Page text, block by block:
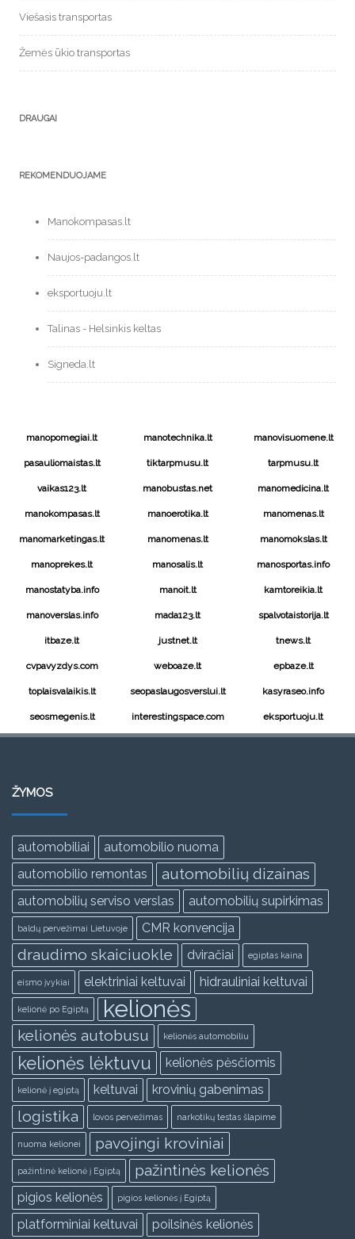
Viešasis transportas
Žemės ūkio transportas
DRAUGAI
REKOMENDUOJAME
Manokompasas.lt
Naujos-padangos.lt
eksportuoju.lt
Talinas - Helsinkis keltas
Signeda.lt
manopomegiai.lt manotechnika.lt manovisuomene.lt
pasauliomaistas.lt tiktarpmusu.lt tarpmusu.lt
vaikas123.lt manobustas.net manomedicina.lt
manokompasas.lt manoerotika.lt manomenas.lt
manomarketingas.lt manomenas.lt manomokslas.lt
manoprekes.lt manosalis.lt manosportas.info
manostatyba.info manoit.lt kamtoreikia.lt
manoverslas.info mada123.lt spalvotaistorija.lt
itbaze.lt justnet.lt tnews.lt
cvpavyzdys.com weboaze.lt epbaze.lt
toplaisvalaikis.lt seopaslaugosverslui.lt kasyraseo.info
seosmegenis.lt interestingspace.com eksportuoju.lt
ŽYMOS
automobiliai
automobilio nuoma
automobilio remontas
automobilių dizainas
automobilių serviso verslas automobilių supirkimas
baldų pervežimai Lietuvoje CMR konvencija
draudimo skaiciuokle dviračiai egiptas kaina
eismo įvykiai elektriniai keltuvai hidrauliniai keltuvai
kelionė po Egiptą kelionės
kelionės autobusu kelionės automobiliu
kelionės lėktuvu kelionės pėsčiomis
kelionė į egiptą keltuvai krovinių gabenimas
logistika lovos pervežimas narkotikų testas šlapime
nuoma kelionei pavojingi kroviniai
pažintinė kelionė į Egiptą pažintinės kelionės
pigios kelionės pigios kelionės į Egiptą
platforminiai keltuvai poilsinės kelionės